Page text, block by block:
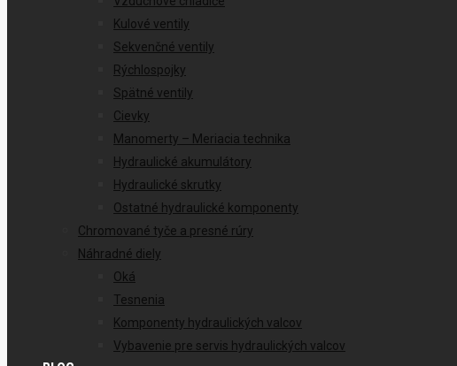
Kulové ventily
Sekvenčné ventily
Rýchlospojky
Spätné ventily
Cievky
Manomerty – Meriacia technika
Hydraulické akumulátory
Hydraulické skrutky
Ostatné hydraulické komponenty
Chromované tyče a presné rúry
Náhradné diely
Oká
Tesnenia
Komponenty hydraulických valcov
Vybavenie pre servis hydraulických valcov